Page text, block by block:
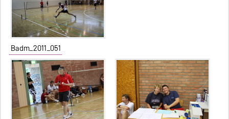
Badm_2011_051